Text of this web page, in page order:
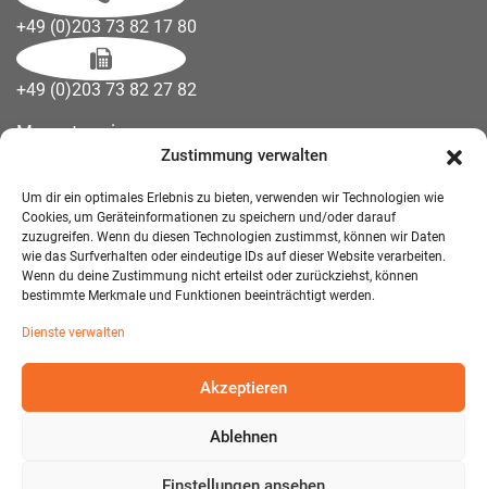
Zustimmung verwalten
Um dir ein optimales Erlebnis zu bieten, verwenden wir Technologien wie
Cookies, um Geräteinformationen zu speichern und/oder darauf
zuzugreifen. Wenn du diesen Technologien zustimmst, können wir Daten
wie das Surfverhalten oder eindeutige IDs auf dieser Website verarbeiten.
Wenn du deine Zustimmung nicht erteilst oder zurückziehst, können
bestimmte Merkmale und Funktionen beeinträchtigt werden.
Dienste verwalten
Akzeptieren
Ablehnen
+49 (0)203 73 82 17 80
+49 (0)203 73 82 27 82
Messetermine
Downloads
Wandelemente
Über uns
Impressum
AGB Mietmöbel
Datenschutzerklärung
© 2026 T-EXO GmbH Mietmöbel - Alle Rechte vorbehalten.